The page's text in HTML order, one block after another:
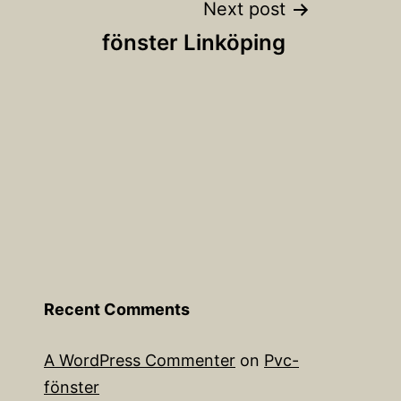
Next post
fönster Linköping
Recent Comments
A WordPress Commenter on Pvc-
fönster